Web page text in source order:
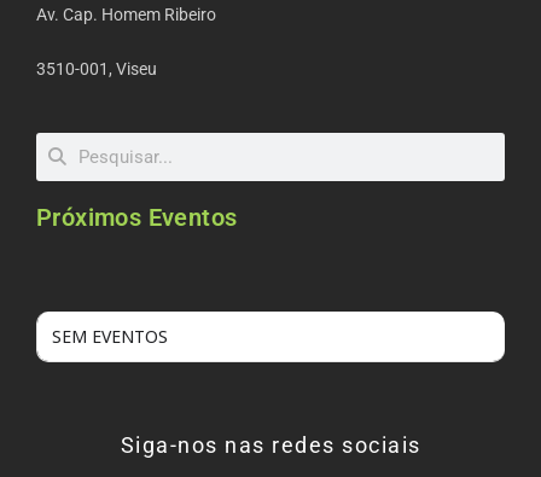
Av. Cap. Homem Ribeiro
3510-001, Viseu
Próximos Eventos
SEM EVENTOS
Siga-nos nas redes sociais